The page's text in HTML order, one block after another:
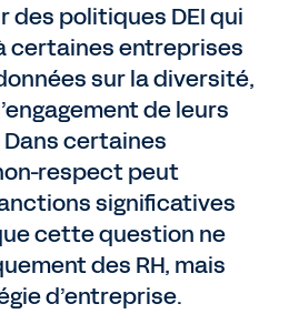
des politiques DEI qui
certaines entreprises
sur la diversité,
de leurs
certaines
respect peut
significatives
cette question ne
des RH, mais
d’entreprise.